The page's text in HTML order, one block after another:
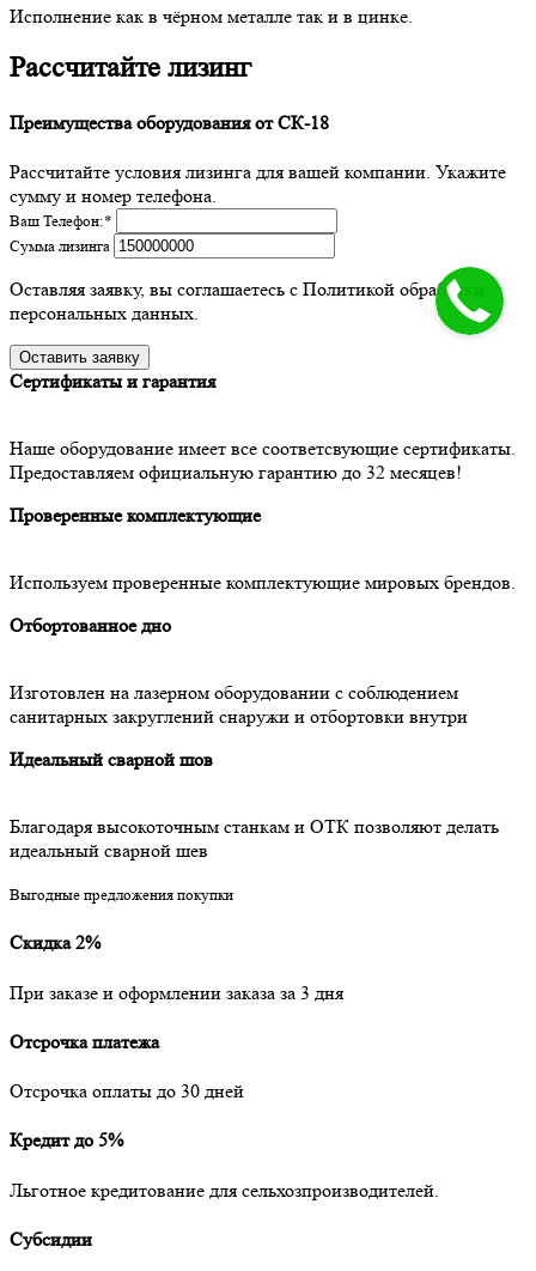
Исполнение как в чёрном металле так и в цинке.
Рассчитайте лизинг
Преимущества оборудования от СК-18
Рассчитайте условия лизинга для вашей компании. Укажите
сумму и номер телефона.
Ваш Телефон:*
Сумма лизинга
Оставляя заявку, вы соглашаетесь с Политикой обработки
персональных данных.
Сертификаты и гарантия
Наше оборудование имеет все соответсвующие сертификаты.
Предоставляем официальную гарантию до 32 месяцев!
Проверенные комплектующие
Используем проверенные комплектующие мировых брендов.
Отбортованное дно
Изготовлен на лазерном оборудовании с соблюдением
санитарных закруглений снаружи и отбортовки внутри
Идеальный сварной шов
Благодаря высокоточным станкам и ОТК позволяют делать
идеальный сварной шев
Выгодные предложения покупки
Скидка 2%
При заказе и оформлении заказа за 3 дня
Отсрочка платежа
Отсрочка оплаты до 30 дней
Кредит до 5%
Льготное кредитование для сельхозпроизводителей.
Субсидии